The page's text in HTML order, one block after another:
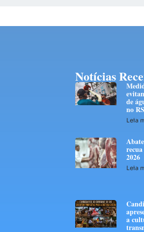
Notícias
de
no RS
Leia
2026
Leia
a